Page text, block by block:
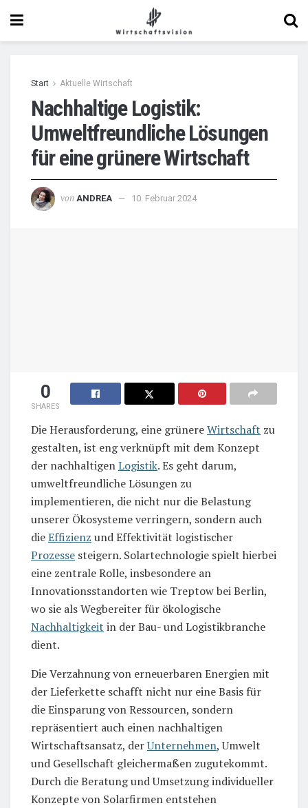
Start Aktuelle Wirtschaft
Nachhaltige Logistik:
Umweltfreundliche Lösungen
für eine grünere Wirtschaft
von ANDREA 10. Februar 2024
0
SHARES
Die Herausforderung, eine grünereWirtschaft zu
gestalten, ist eng verknüpft mit dem Konzept
der nachhaltigenLogistik. Es geht darum,
umweltfreundliche Lösungen zu
implementieren, die nicht nur die Belastung
unserer Ökosysteme verringern, sondern auch
dieEffizienz und Effektivität logistischer
Prozesse steigern. Solartechnologie spielt hierbei
eine zentrale Rolle, insbesondere an
Innovationsstandorten wie Treptow bei Berlin,
wo sie als Wegbereiter für ökologische
Nachhaltigkeit in der Bau- und Logistikbranche
dient.
Die Verzahnung von erneuerbaren Energien mit
der Lieferkette schafft nicht nur eine Basis für
die Einsparung von Ressourcen, sondern
repräsentiert auch einen nachhaltigen
Wirtschaftsansatz, derUnternehmen, Umwelt
und Gesellschaft gleichermaßen zugutekommt.
Durch die Beratung und Umsetzung individueller
Konzepte von Solarfirmen entstehen